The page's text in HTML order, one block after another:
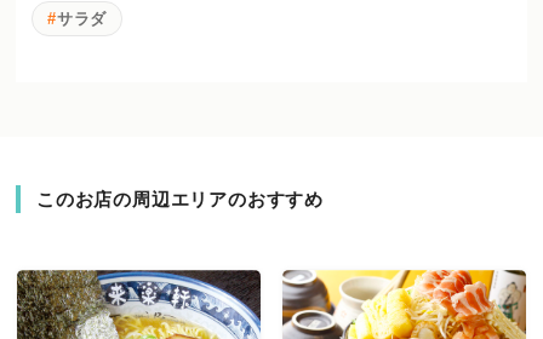
サラダ
このお店の周辺エリアのおすすめ